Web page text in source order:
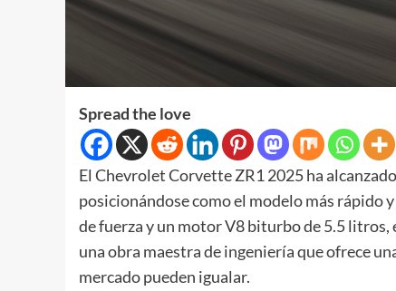
Spread the love
El Chevrolet Corvette ZR1 2025 ha
posicionándose como el modelo más rápido
de fuerza y un motor V8 biturbo de 5.5
una obra maestra de ingeniería que ofrece
mercado pueden igualar.